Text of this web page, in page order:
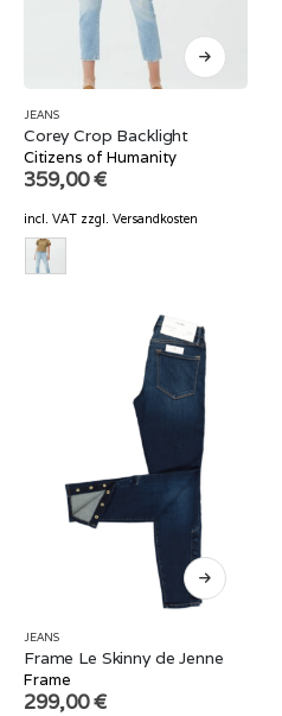
JEANS
Corey Crop Backlight
Citizens of Humanity
359,00€
incl. VAT zzgl. Versandkosten
JEANS
Frame Le Skinny de Jenne
Frame
299,00€